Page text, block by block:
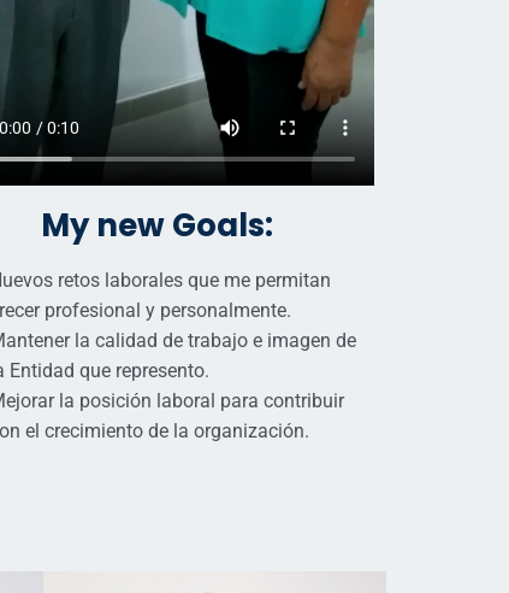
My new Goals:
retos laborales que me permitan
profesional y personalmente.
la calidad de trabajo e imagen de
Entidad que represento.
la posición laboral para contribuir
el crecimiento de la organización.